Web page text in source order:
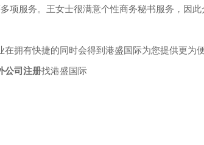
项服务。王女士很满意个性商务秘书服务，因此
有快捷的同时会得到港盛国际为您提供更为便
公司注册找港盛国际